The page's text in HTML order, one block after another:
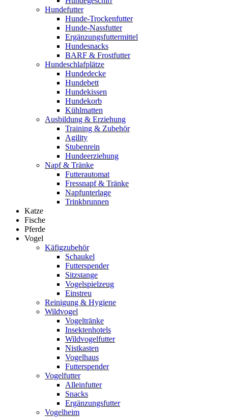
Hundefutter
Hunde-Trockenfutter
Hunde-Nassfutter
Ergänzungsfuttermittel
Hundesnacks
BARF & Frostfutter
Hundeschlafplätze
Hundedecke
Hundebett
Hundekissen
Hundekorb
Kühlmatten
Ausbildung & Erziehung
Training & Zubehör
Agility
Stubenrein
Hundeerziehung
Napf & Tränke
Futterautomat
Fressnapf & Tränke
Napfunterlage
Trinkbrunnen
Katze
Fische
Pferde
Vogel
Käfigzubehör
Schaukel
Futterspender
Sitzstange
Vogelspielzeug
Einstreu
Reinigung & Hygiene
Wildvogel
Vogeltränke
Insektenhotels
Wildvogelfutter
Nistkasten
Vogelhaus
Futterspender
Vogelfutter
Alleinfutter
Snacks
Ergänzungsfutter
Vogelheim